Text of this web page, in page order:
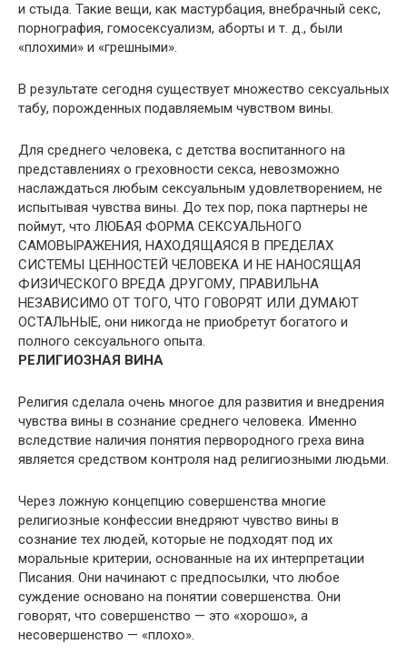
и стыда. Такие вещи, как мастурбация, внебрачный секс,
порнография, гомосексуализм, аборты и т. д., были
«плохими» и «грешными».
В результате сегодня существует множество сексуальных
табу, порожденных подавляемым чувством вины.
Для среднего человека, с детства воспитанного на
представлениях о греховности секса, невозможно
наслаждаться любым сексуальным удовлетворением, не
испытывая чувства вины. До тех пор, пока партнеры не
поймут, что ЛЮБАЯ ФОРМА СЕКСУАЛЬНОГО
САМОВЫРАЖЕНИЯ, НАХОДЯЩАЯСЯ В ПРЕДЕЛАХ
СИСТЕМЫ ЦЕННОСТЕЙ ЧЕЛОВЕКА И НЕ НАНОСЯЩАЯ
ФИЗИЧЕСКОГО ВРЕДА ДРУГОМУ, ПРАВИЛЬНА
НЕЗАВИСИМО ОТ ТОГО, ЧТО ГОВОРЯТ ИЛИ ДУМАЮТ
ОСТАЛЬНЫЕ, они никогда не приобретут богатого и
полного сексуального опыта.
РЕЛИГИОЗНАЯ ВИНА
Религия сделала очень многое для развития и внедрения
чувства вины в сознание среднего человека. Именно
вследствие наличия понятия первородного греха вина
является средством контроля над религиозными людьми.
Через ложную концепцию совершенства многие
религиозные конфессии внедряют чувство вины в
сознание тех людей, которые не подходят под их
моральные критерии, основанные на их интерпретации
Писания. Они начинают с предпосылки, что любое
суждение основано на понятии совершенства. Они
говорят, что совершенство — это «хорошо», а
несовершенство — «плохо».